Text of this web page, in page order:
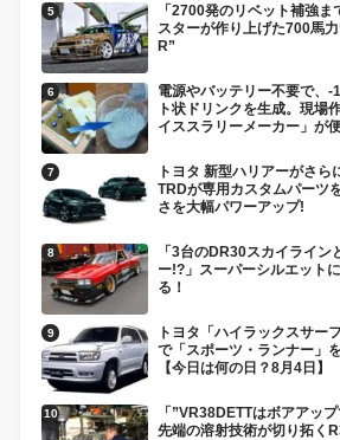
「2700発のリベット補強
スターが作り上げた700馬
R”
電源やバッテリー不要で、
ト状ドリンクを生成。現場
イススラリーメーカー」が
トヨタ 新型ハリアーがさ
TRDが専用カスタムパーツ
さを大幅パワーアップ!
「3台のDR30スカイライ
ー!?」スーパーシルエット
る！
トヨタ「ハイラックスサー
で「スポーツ・ランナー」
【今日は何の日？8月4日】
「”VR38DETTはボアアッ
先端の溶射技術が切り拓く